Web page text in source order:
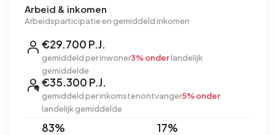
Arbeid & inkomen
Arbeidsparticipatie en gemiddeld inkomen
€29.700 P.J.
gemiddeld per inwoner3% onderlandelijk
gemiddelde
€35.300 P.J.
gemiddeld per inkomstenontvanger5% onder
landelijk gemiddelde
83% 17%